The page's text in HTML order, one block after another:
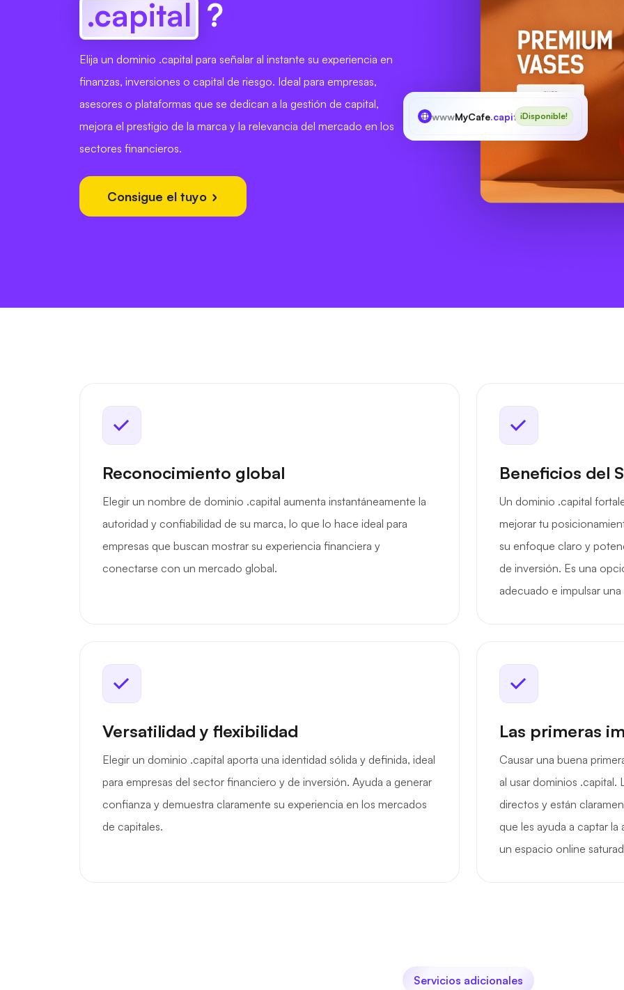
.capital ?
Elija un dominio .capital para señalar al instante su experiencia en
finanzas, inversiones o capital de riesgo. Ideal para empresas,
asesores o plataformas que se dedican a la gestión de capital,
mejora el prestigio de la marca y la relevancia del mercado en los
sectores financieros.
Consigue el tuyo
wwwMyCafe.capital¡Disponible!
Reconocimiento global
Elegir un nombre de dominio .capital aumenta instantáneamente la
autoridad y confiabilidad de su marca, lo que lo hace ideal para
empresas que buscan mostrar su experiencia financiera y
conectarse con un mercado global.
Beneficios del
Un dominio .capital
mejorar tu
su enfoque claro y
de inversión. Es una
adecuado e impulsar
Versatilidad y flexibilidad
Elegir un dominio .capital aporta una identidad sólida y definida, ideal
para empresas del sector financiero y de inversión. Ayuda a generar
confianza y demuestra claramente su experiencia en los mercados
de capitales.
Las primeras
Causar una buena
al usar dominios
directos y están
que les ayuda a captar
un espacio online
Servicios adicionales